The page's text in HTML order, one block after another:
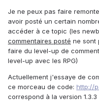
Je ne peux pas faire
avoir posté un certain
accéder à ce topic (les
commentaires posté ne sont
faire du level-up de
level-up avec les RPG)
Actuellement j'essaye de
ce morceau de code: http://
correspond à la version